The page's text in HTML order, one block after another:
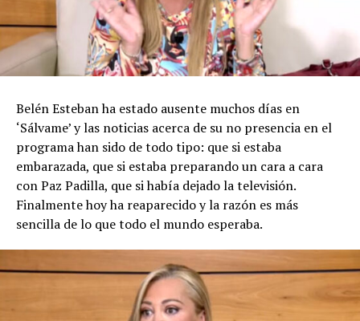
Belén Esteban ha estado ausente muchos días en
‘Sálvame’ y las noticias acerca de su no presencia en el
programa han sido de todo tipo: que si estaba
embarazada, que si estaba preparando un cara a cara
con Paz Padilla, que si había dejado la televisión.
Finalmente hoy ha reaparecido y la razón es más
sencilla de lo que todo el mundo esperaba.